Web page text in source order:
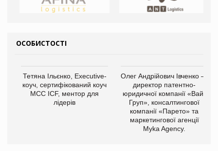
ОСОБИСТОСТІ
Тетяна Ільєнко, Executive-
коуч, сертифікований коуч
МСС ICF, ментор для
лідерів
Олег Андрійович Івченко —
директор патентно-
юридичної компанії «Вайз
Груп», консалтингової
компанії «Парето» та
маркетингової агенції
Myka Agency.